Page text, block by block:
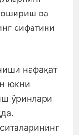
ошириш ва
сифатини
нафақат
юкни
ўринлари